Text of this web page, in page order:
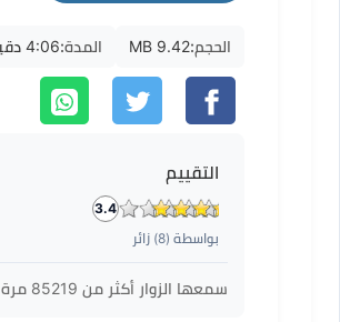
mp3
الحجم:9.42 MB المدة:4:06 دقيقة
التقييم
3.4
بواسطة (8) زائر
سمعها الزوار أكثر من 85219 مرة